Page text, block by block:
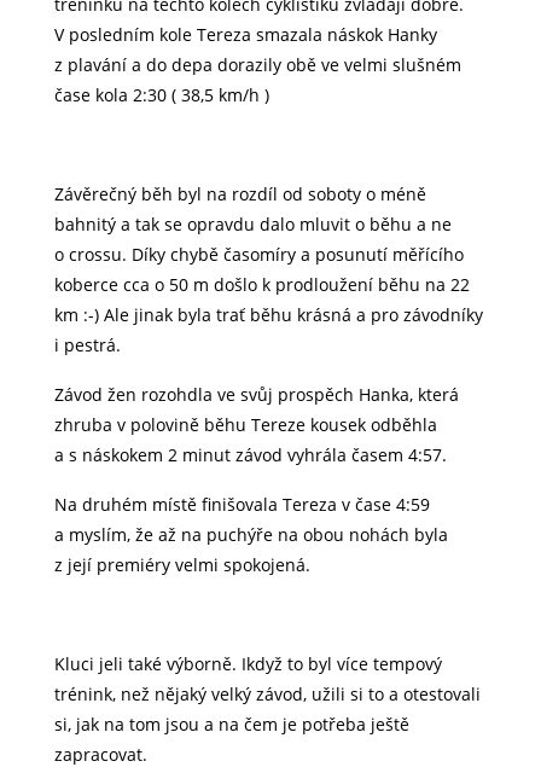
V posledním kole Tereza smazala náskok Hanky
z plavání a do depa dorazily obě ve velmi slušném
čase kola 2:30 ( 38,5 km/h )
Závěrečný běh byl na rozdíl od soboty o méně
bahnitý a tak se opravdu dalo mluvit o běhu a ne
o crossu. Díky chybě časomíry a posunutí měřícího
koberce cca o 50 m došlo k prodloužení běhu na 22
km :-) Ale jinak byla trať běhu krásná a pro závodníky
i pestrá.
Závod žen rozohdla ve svůj prospěch Hanka, která
zhruba v polovině běhu Tereze kousek odběhla
a s náskokem 2 minut závod vyhrála časem 4:57.
Na druhém místě finišovala Tereza v čase 4:59
a myslím, že až na puchýře na obou nohách byla
z její premiéry velmi spokojená.
Kluci jeli také výborně. Ikdyž to byl více tempový
trénink, než nějaký velký závod, užili si to a otestovali
si, jak na tom jsou a na čem je potřeba ještě
zapracovat.